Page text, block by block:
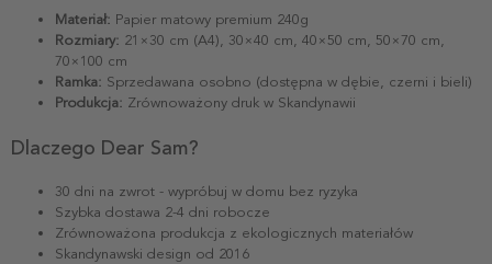
Materiał: Papier matowy premium 240g
Rozmiary: 21×30 cm (A4), 30×40 cm, 40×50 cm, 50×70 cm,
70×100 cm
Ramka: Sprzedawana osobno (dostępna w dębie, czerni i bieli)
Produkcja: Zrównoważony druk w Skandynawii
Dlaczego Dear Sam?
30 dni na zwrot - wypróbuj w domu bez ryzyka
Szybka dostawa 2-4 dni robocze
Zrównoważona produkcja z ekologicznych materiałów
Skandynawski design od 2016